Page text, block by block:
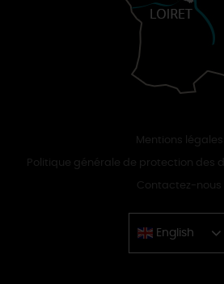
Mentions légales
Politique générale de protection des
Contactez-nous
English
Chinese